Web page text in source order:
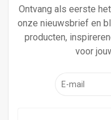
Ontvang als eerste
onze nieuwsbrief en
producten,
voor